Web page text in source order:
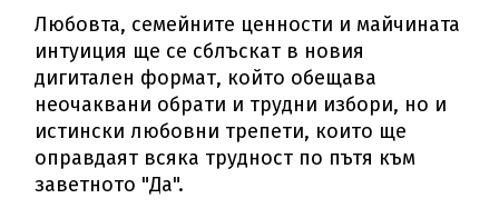
Любовта, семейните ценности и майчината
интуиция ще се сблъскат в новия
дигитален формат, който обещава
неочаквани обрати и трудни избори, но и
истински любовни трепети, които ще
оправдаят всяка трудност по пътя към
заветното "Да".